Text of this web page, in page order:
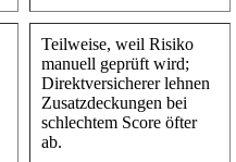
Teilweise, weil Risiko
manuell geprüft wird;
Direktversicherer lehnen
Zusatzdeckungen bei
schlechtem Score öfter
ab.